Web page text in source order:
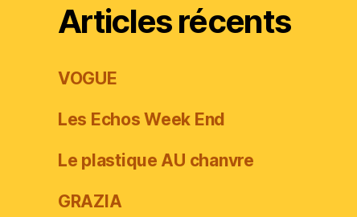
Articles récents
VOGUE
Les Echos Week End
Le plastique AU chanvre
GRAZIA